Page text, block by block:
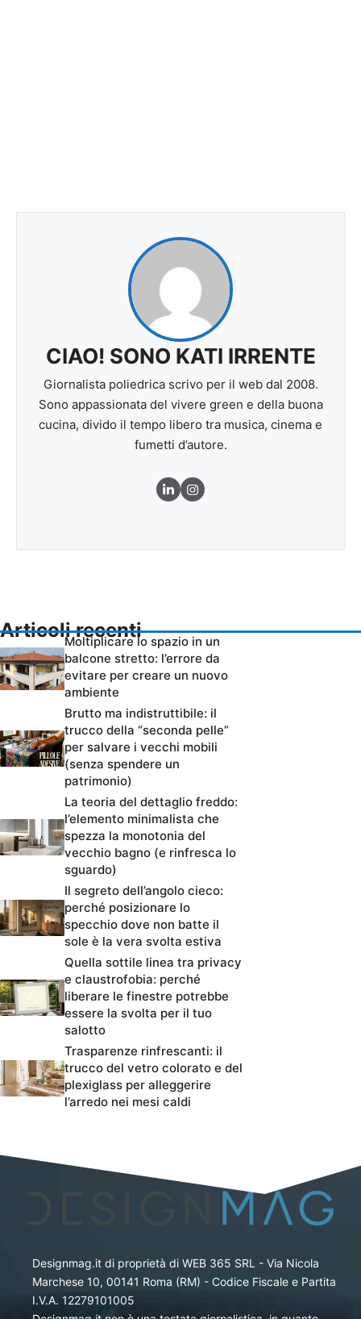
CIAO! SONO KATI IRRENTE
Giornalista poliedrica scrivo per il web dal 2008.
Sono appassionata del vivere green e della buona
cucina, divido il tempo libero tra musica, cinema e
fumetti d’autore.
Articoli recenti
Moltiplicare lo spazio in un
balcone stretto: l’errore da
evitare per creare un nuovo
ambiente
Brutto ma indistruttibile: il
trucco della “seconda pelle”
per salvare i vecchi mobili
(senza spendere un
patrimonio)
La teoria del dettaglio freddo:
l’elemento minimalista che
spezza la monotonia del
vecchio bagno (e rinfresca lo
sguardo)
Il segreto dell’angolo cieco:
perché posizionare lo
specchio dove non batte il
sole è la vera svolta estiva
Quella sottile linea tra privacy
e claustrofobia: perché
liberare le finestre potrebbe
essere la svolta per il tuo
salotto
Trasparenze rinfrescanti: il
trucco del vetro colorato e del
plexiglass per alleggerire
l’arredo nei mesi caldi
Designmag.it di proprietà di WEB 365 SRL - Via Nicola
Marchese 10, 00141 Roma (RM) - Codice Fiscale e Partita
I.V.A. 12279101005